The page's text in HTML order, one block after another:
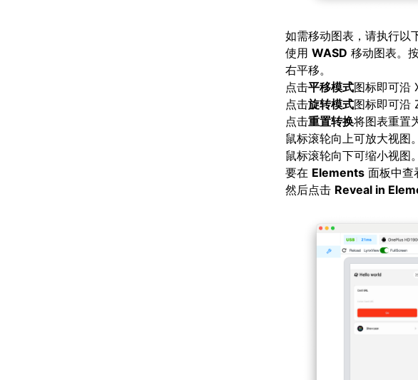
如需移动图表，请执行以
使用 WASD 移动图表。
右平移。
点击平移模式图标即可沿
点击旋转模式图标即可沿
点击重置转换将图表重置
鼠标滚轮向上可放大视图。
鼠标滚轮向下可缩小视图。
要在 Elements 面板中查
然后点击 Reveal in